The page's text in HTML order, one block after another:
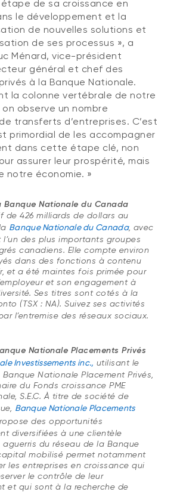
étape de sa croissance en
le développement et la
de nouvelles solutions et
de ses processus », a
Ménard, vice-président
général et chef des
à la Banque Nationale.
la colonne vertébrale de notre
observe un nombre
transferts d’entreprises. C’est
primordial de les accompagner
dans cette étape clé, non
assurer leur prospérité, mais
notre économie. »
Banque Nationale du Canada
de 426 milliards de dollars au
Banque Nationale du Canada, avec
l’un des plus importants groupes
canadiens. Elle compte environ
dans des fonctions à contenu
et a été maintes fois primée pour
et son engagement à
Ses titres sont cotés à la
(TSX : NA). Suivez ses activités
l’entremise des réseaux sociaux.
Nationale Placements Privés
Investissements inc., utilisant le
Nationale Placement Privés,
du Fonds croissance PME
S.E.C. À titre de société de
Banque Nationale Placements
des opportunités
diversifiées à une clientèle
aguerris du réseau de la Banque
mobilisé permet notamment
les entreprises en croissance qui
le contrôle de leur
et qui sont à la recherche de